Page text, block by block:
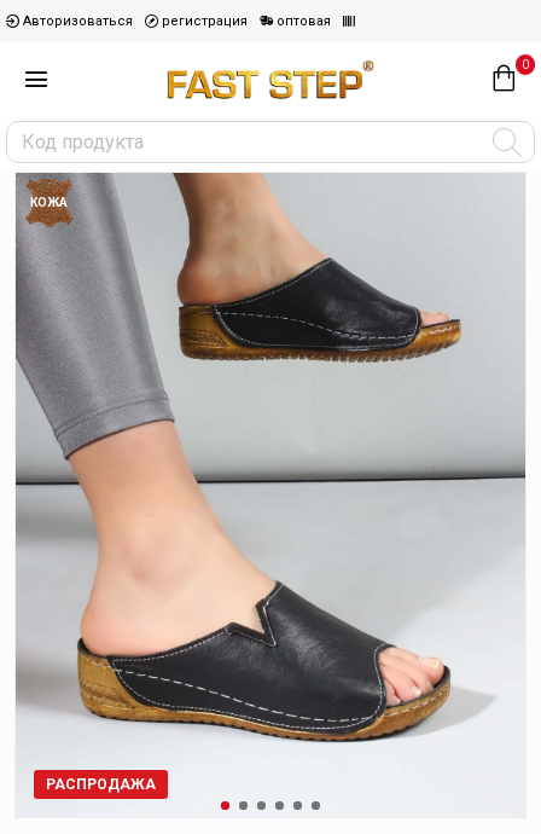
Авторизоваться регистрация оптовая
0
КОЖА
РАСПРОДАЖА